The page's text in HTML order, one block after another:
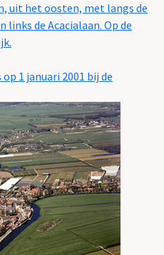
uit het oosten, met langs de
links de Acacialaan. Op de
1 januari 2001 bij de